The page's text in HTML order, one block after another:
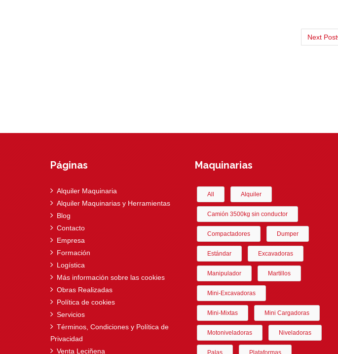
Next Post
Páginas
Alquiler Maquinaria
Alquiler Maquinarias y Herramientas
Blog
Contacto
Empresa
Formación
Logística
Más información sobre las cookies
Obras Realizadas
Política de cookies
Servicios
Términos, Condiciones y Política de
Privacidad
Venta Leciñena
Maquinarias
All Alquiler
Camión 3500kg sin conductor
Compactadores Dumper
Estándar Excavadoras
Manipulador Martillos
Mini-Excavadoras
Mini-Mixtas Mini Cargadoras
Motoniveladoras Niveladoras
Palas Plataformas